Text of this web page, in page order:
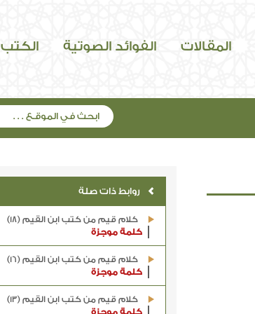
المقالات الفوائد الصوتية الكتب
روابط ذات صلة
كلام قيم من كتب ابن القيم (18)
كلمة موجزة
كلام قيم من كتب ابن القيم (16)
كلمة موجزة
كلام قيم من كتب ابن القيم (13)
كلمة موجزة